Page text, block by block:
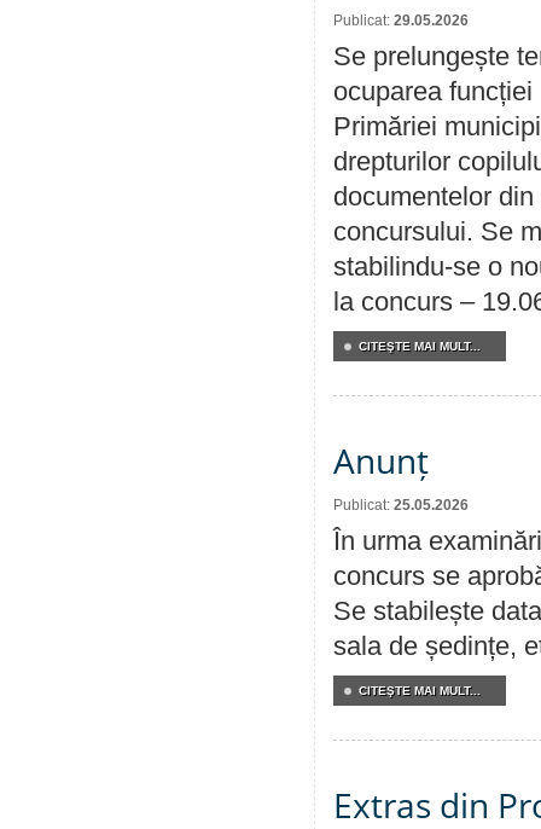
Publicat: 29.05.2026
Se prelungește
ocuparea
Primăriei
drepturilor
documentelor
concursului. Se
stabilindu-se o
la concurs –
CITEŞTE MAI MULT...
Anunț
Publicat: 25.05.2026
În urma
concurs se
Se stabilește
sala de ședințe,
CITEŞTE MAI MULT...
Extras din